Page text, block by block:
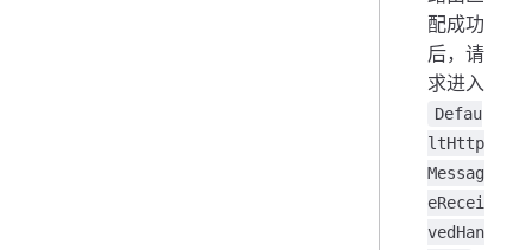
配成功
后，请
求进入
Defau
ltHttp
Messag
eRecei
vedHan